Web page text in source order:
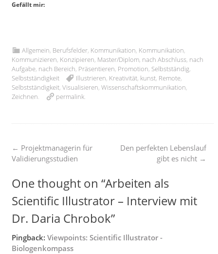
Gefällt mir:
Allgemein, Berufsfelder, Kommunikation, Kommunikation,
Kommunizieren, Konzipieren, Master/Diplom, nach Abschluss, nach
Aufgabe, nach Bereich, Präsentieren, Promotion, Selbstständig,
Selbstständigkeit
Illustrieren, Kreativität, kunst, Remote,
Selbstständigkeit,Visualisieren,Wissenschaftskommunikation,
Zeichnen. permalink.
Post
navigation
← Projektmanagerin für
Validierungsstudien
Den perfekten Lebenslauf
gibt es nicht →
One thought on “Arbeiten als
Scientific Illustrator – Interview mit
Dr. Daria Chrobok”
Pingback:Viewpoints: Scientific Illustrator -
Biologenkompass